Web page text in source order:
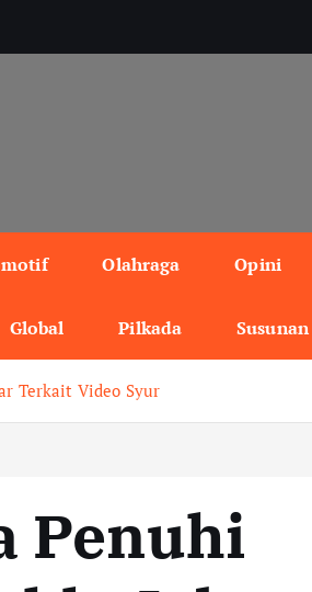
Olahraga Opini
Global Pilkada
Terkait Video Syur
Penuhi